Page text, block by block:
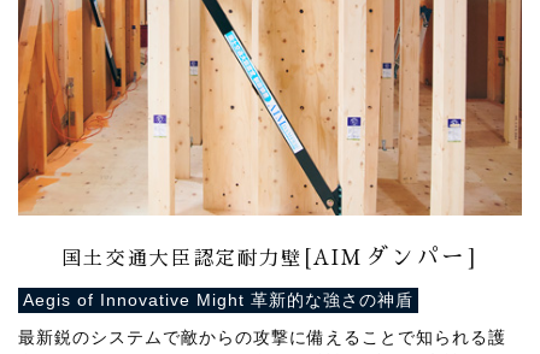
国土交通大臣認定耐力壁 [AIMダンパー]
Aegis of Innovative Might 革新的な強さの神盾
最新鋭のシステムで敵からの攻撃に備えることで知られる護